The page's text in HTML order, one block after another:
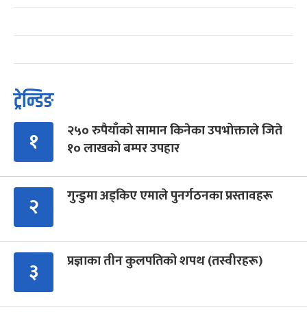
ट्रेन्डिङ
१
२५० रुपैयाँको सामान किनेका उपभोक्ताले जिते
१० लाखको बम्पर उपहार
२ गुन्डुमा अड्किए एमाले पुनर्गठनका प्रस्तावहरू
३ प्रज्ञाका तीन कुलपतिको शपथ (तस्वीरहरू)